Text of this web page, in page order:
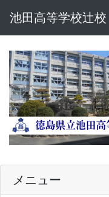
池田高等学校辻校
メニュー